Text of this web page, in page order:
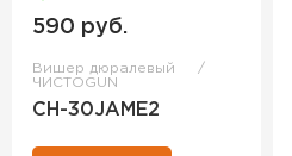
590 руб.
Вишер дюралевый
ЧИСТОGUN
CH-30JAME2